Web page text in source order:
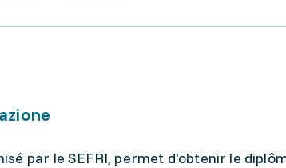
par le SEFRI, permet d'obtenir le